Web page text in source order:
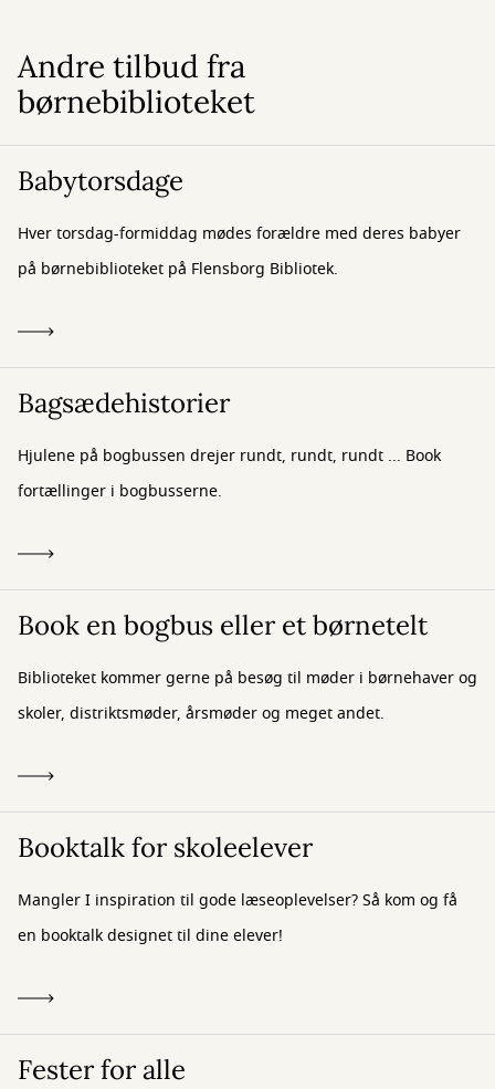
Andre tilbud fra
børnebiblioteket
Babytorsdage
Hver torsdag-formiddag mødes forældre med deres babyer
på børnebiblioteket på Flensborg Bibliotek.
Bagsædehistorier
Hjulene på bogbussen drejer rundt, rundt, rundt ... Book
fortællinger i bogbusserne.
Book en bogbus eller et børnetelt
Biblioteket kommer gerne på besøg til møder i børnehaver og
skoler, distriktsmøder, årsmøder og meget andet.
Booktalk for skoleelever
​Mangler I inspiration til gode læseoplevelser? Så kom og få
en booktalk designet til dine elever!
Fester for alle